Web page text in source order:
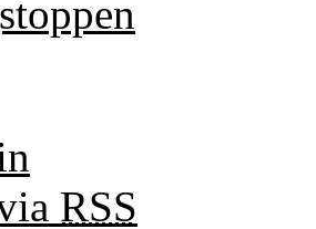
RSS